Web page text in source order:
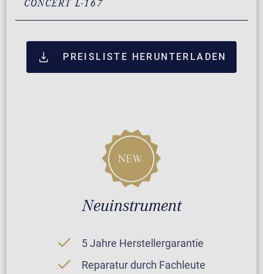
CONCERT L-167
PREISLISTE HERUNTERLADEN
Neuinstrument
5 Jahre Herstellergarantie
Reparatur durch Fachleute